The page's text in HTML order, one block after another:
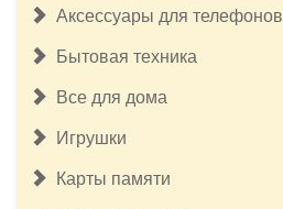
Аксессуары для телефонов
Бытовая техника
Все для дома
Игрушки
Карты памяти